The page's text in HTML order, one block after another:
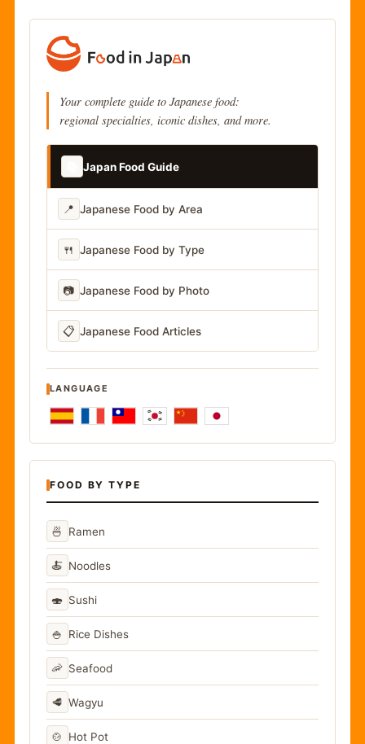
Your complete guide to Japanese food:
regional specialties, iconic dishes, and more.
Japan Food Guide
📍 Japanese Food by Area
🍴 Japanese Food by Type
📷 Japanese Food by Photo
📋 Japanese Food Articles
LANGUAGE
FOOD BY TYPE
🍜 Ramen
🍝 Noodles
🍣 Sushi
🍚 Rice Dishes
🦐 Seafood
🥩 Wagyu
🍲 Hot Pot